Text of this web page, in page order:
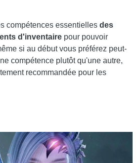
compétences essentielles des
d'inventaire pour pouvoir
si au début vous préférez peut-
compétence plutôt qu'une autre,
recommandée pour les